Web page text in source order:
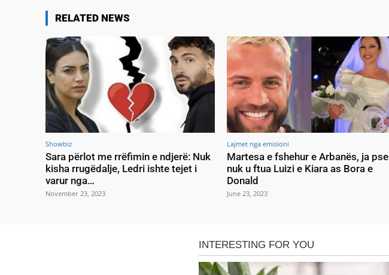
RELATED NEWS
Showbiz
Sara përlot me rrëfimin e ndjerë: Nuk
kisha rrugëdalje, Ledri ishte tejet i
varur nga…
November 23, 2023
Lajmet nga emisioni
Martesa e fshehur e Arbanës, ja pse
nuk u ftua Luizi e Kiara as Bora e
Donald
June 23, 2023